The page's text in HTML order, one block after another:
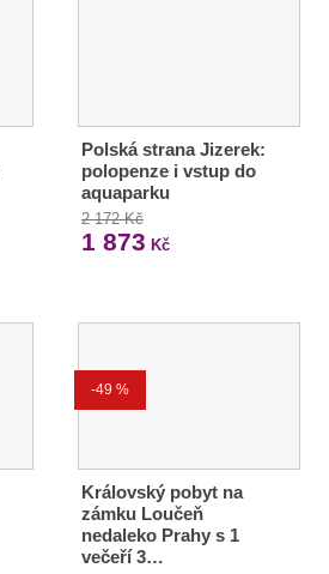
Polská strana Jizerek:
polopenze i vstup do
aquaparku
2 172 Kč
1 873 Kč
-49 %
Královský pobyt na
zámku Loučeň
nedaleko Prahy s 1
večeří 3…